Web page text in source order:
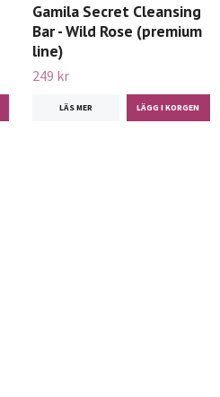
Gamila Secret Cleansing
Bar - Wild Rose (premium
line)
249 kr
LÄS MER